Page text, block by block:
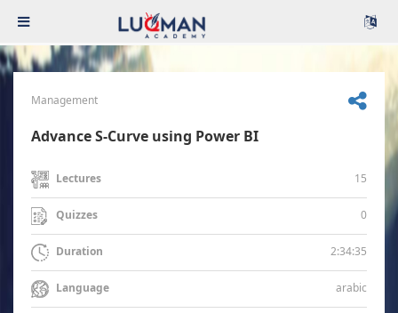
Management
Advance S-Curve using Power BI
Lectures 15
Quizzes 0
Duration 2:34:35
Language arabic